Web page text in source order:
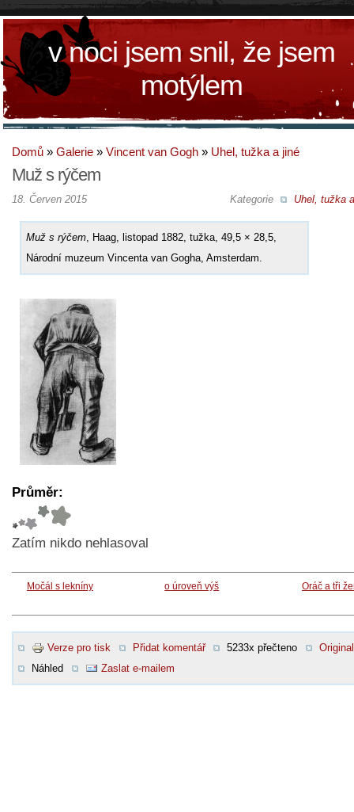
v noci jsem snil, že jsem
motýlem
Domů » Galerie » Vincent van Gogh » Uhel, tužka a jiné
Muž s rýčem
Kategorie Uhel, tužka
18. Červen 2015
Muž s rýčem , Haag, listopad 1882, tužka, 49,5 × 28,5,
Národní muzeum Vincenta van Gogha, Amsterdam.
Průměr:
Zatím nikdo nehlasoval
Močál s lekníny o úroveň výš Oráč a tři
Verze pro tisk Přidat komentář 5233x přečteno
Original
Náhled
Zaslat e-mailem